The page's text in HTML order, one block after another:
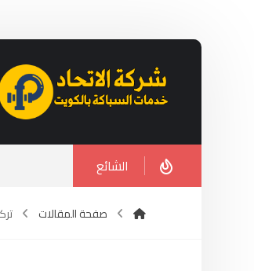
الشائع
صفحة المقالات